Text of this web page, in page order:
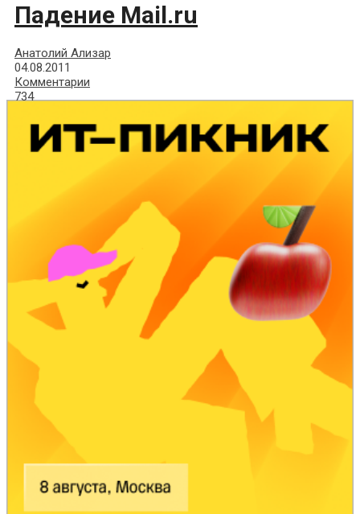
Падение Mail.ru
Анатолий Ализар
04.08.2011
Комментарии
734